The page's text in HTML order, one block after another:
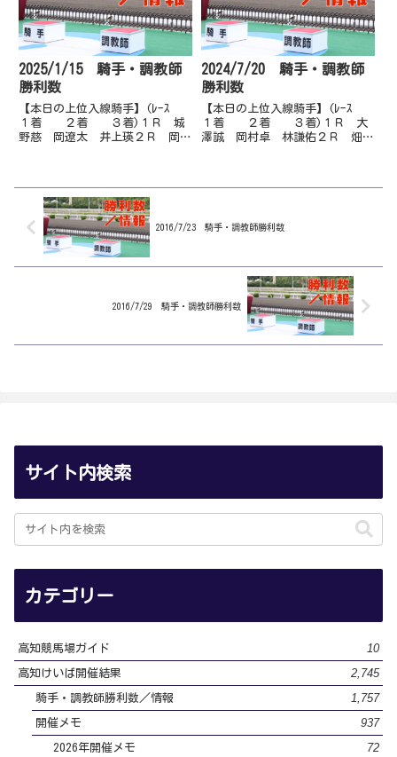
誠 岡村卓 郷間勇７Ｒ 赤岡
修 城...
2025/1/15 騎手・調教師
勝利数
【本日の上位入線騎手】(ﾚｰｽ
１着 ２着 ３着)１Ｒ 城
野慈 岡遼太 井上瑛２Ｒ 岡遼
慈 松井伸 山崎雅７Ｒ 城野
慈 郷...
2024/7/20 騎手・調教師
勝利数
【本日の上位入線騎手】(ﾚｰｽ
１着 ２着 ３着)１Ｒ 大
澤誠 岡村卓 林謙佑２Ｒ 畑中
大 山...
2016/7/23 騎手・調教師勝利数
2016/7/29 騎手・調教師勝利数
サイト内検索
カテゴリー
高知競馬場ガイド 10
高知けいば開催結果 2,745
騎手・調教師勝利数／情報 1,757
開催メモ 937
2026年開催メモ 72